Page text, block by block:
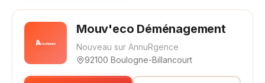
Mouv'eco Déménagement
Nouveau sur AnnuRgence
92100 Boulogne-Billancourt